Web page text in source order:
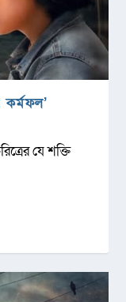
কর্মফল’
যে শক্তি